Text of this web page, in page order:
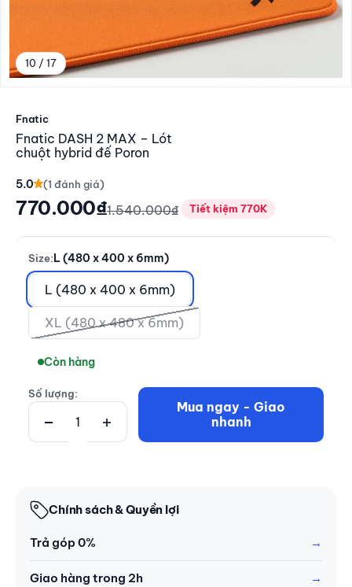
Đến mục 10
10 / 17
Fnatic
Fnatic DASH 2 MAX – Lót
chuột hybrid đế Poron
Giá giảm
770.000₫Giá thông thường
1.540.000₫ Tiết kiệm 770K
5.0
Size:L (480 x 400 x 6mm)
L (480 x 400 x 6mm)
XL (480 x 480 x 6mm)
Còn hàng
Số lượng:
Mua ngay - Giao
nhanh
Chính sách & Quyền lợi
Trả góp 0%
Giao hàng trong 2h